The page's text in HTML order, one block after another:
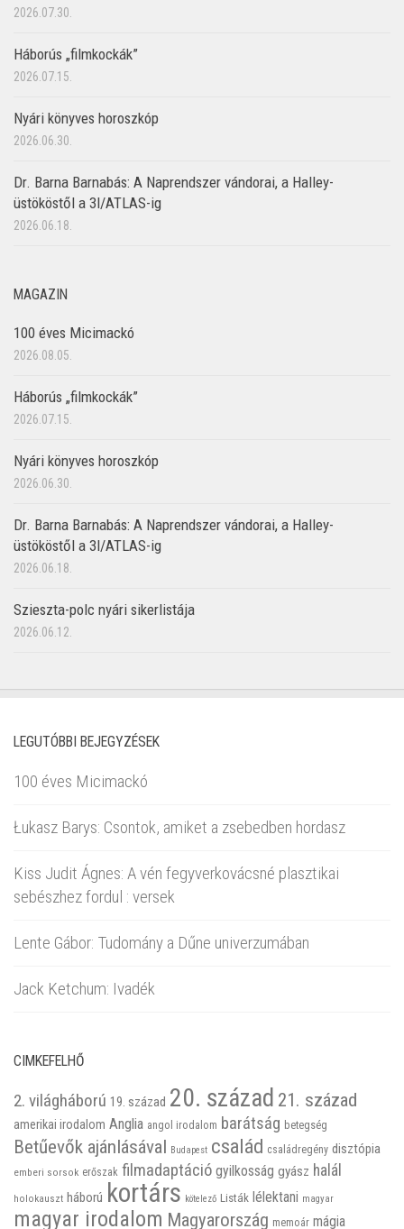
2026.07.30.
Háborús „filmkockák”
2026.07.15.
Nyári könyves horoszkóp
2026.06.30.
Dr. Barna Barnabás: A Naprendszer vándorai, a Halley-
üstököstől a 3I/ATLAS-ig
2026.06.18.
MAGAZIN
100 éves Micimackó
2026.08.05.
Háborús „filmkockák”
2026.07.15.
Nyári könyves horoszkóp
2026.06.30.
Dr. Barna Barnabás: A Naprendszer vándorai, a Halley-
üstököstől a 3I/ATLAS-ig
2026.06.18.
Szieszta-polc nyári sikerlistája
2026.06.12.
LEGUTÓBBI BEJEGYZÉSEK
100 éves Micimackó
Łukasz Barys: Csontok, amiket a zsebedben hordasz
Kiss Judit Ágnes: A vén fegyverkovácsné plasztikai
sebészhez fordul : versek
Lente Gábor: Tudomány a Dűne univerzumában
Jack Ketchum: Ivadék
CIMKEFELHŐ
2. világháború 19. század 20. század 21. század
amerikai irodalom Anglia angol irodalom barátság betegség
Betűevők ajánlásával Budapest család családregény disztópia
emberi sorsok erőszak filmadaptáció gyilkosság gyász halál
holokauszt háború kortárs kötelező Listák lélektani magyar
magyar irodalom Magyarország memoár mágia